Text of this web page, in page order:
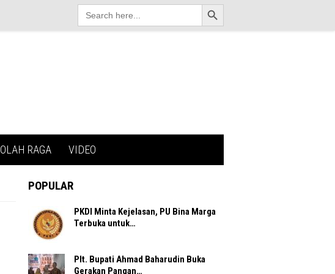
Search
for:
Search Button
OLAH RAGA VIDEO
POPULAR
PKDI Minta Kejelasan, PU Bina Marga
Terbuka untuk…
Plt. Bupati Ahmad Baharudin Buka
Gerakan Pangan…